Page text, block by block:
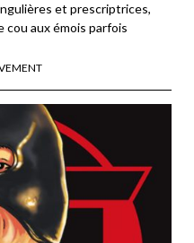
et prescriptrices,
aux émois parfois